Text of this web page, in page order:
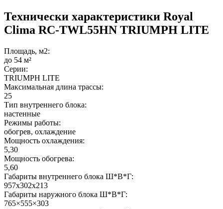
Технически характеристики Royal
Clima RC-TWL55HN TRIUMPH LITE
Площадь, м2:
до 54 м²
Серии:
TRIUMPH LITE
Максимальная длина трассы:
25
Тип внутреннего блока:
настенные
Режимы работы:
обогрев, охлаждение
Мощность охлаждения:
5,30
Мощность обогрева:
5,60
Габариты внутреннего блока Ш*В*Г:
957x302x213
Габариты наружного блока Ш*В*Г:
765×555×303